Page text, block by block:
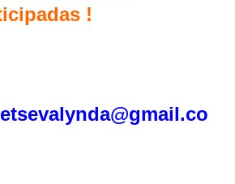
!
valynda@gmail.co